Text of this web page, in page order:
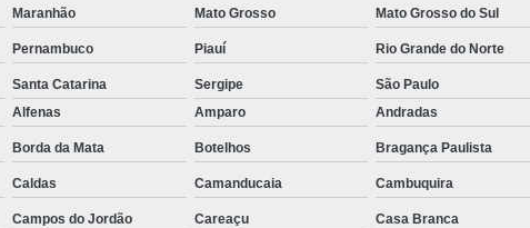
Rastreador do Carro
Rastreador Gps para Carro
Rastreador para Carros com
Rastreador por Satelite para Carros
Empresa Especializada em Rastreamento
Rastreamento de Carro
Maranhão Mato Grosso Mato Grosso do Sul
Pernambuco Piauí Rio Grande do Norte
Santa Catarina Sergipe São Paulo
Alfenas Amparo Andradas
Borda da Mata Botelhos Bragança Paulista
Caldas Camanducaia Cambuquira
Campos do Jordão Careaçu Casa Branca